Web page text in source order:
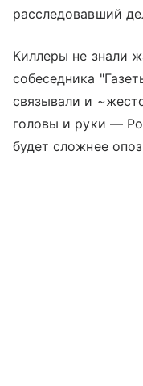
расследовавший
Киллеры не знали
собеседника
связывали и
головы и руки —
будет сложнее